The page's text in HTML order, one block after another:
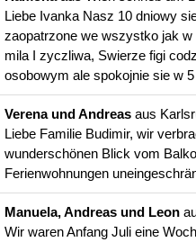
Liebe Ivanka Nasz 10 dniowy
zaopatrzone we wszystko jak
mila I zyczliwa, Swierze figi
osobowym ale spokojnie sie w
Verena und Andreas aus
Liebe Familie Budimir, wir
wunderschönen Blick vom
Ferienwohnungen
Manuela, Andreas und Leon
Wir waren Anfang Juli eine